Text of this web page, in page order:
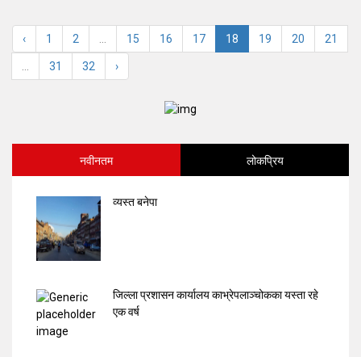
‹ 1 2 15 16 17 18 19 20 21
31 32 ›
नवीनतम लोकप्रिय
व्यस्त बनेपा
जिल्ला प्रशासन कार्यालय काभ्रेपलाञ्चोकका यस्ता रहे
एक वर्ष